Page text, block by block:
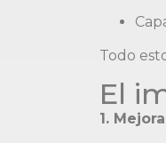
Todo
El
1.